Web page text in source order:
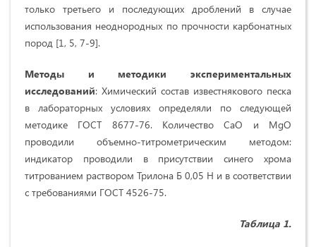
только третьего и последующих дроблений в случае
использования неоднородных по прочности карбонатных
пород [1, 5, 7-9].
Методы и методики экспериментальных
исследований: Химический состав известнякового песка
в лабораторных условиях определяли по следующей
методике ГОСТ 8677-76. Количество СаО и MgO
проводили объемно-титрометрическим методом:
индикатор проводили в присутствии синего хрома
титрованием раствором Трилона Б 0,05 Н и в соответствии
с требованиями ГОСТ 4526-75.
Таблица 1.